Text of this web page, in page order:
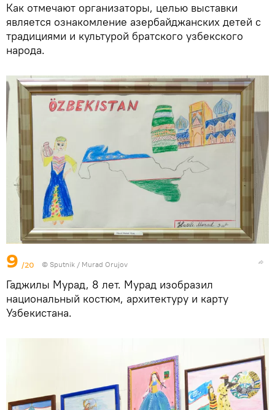
Как отмечают организаторы, целью выставки
является ознакомление азербайджанских детей с
традициями и культурой братского узбекского
народа.
9 /20 © Sputnik / Murad Orujov
Гаджилы Мурад, 8 лет. Мурад изобразил
национальный костюм, архитектуру и карту
Узбекистана.